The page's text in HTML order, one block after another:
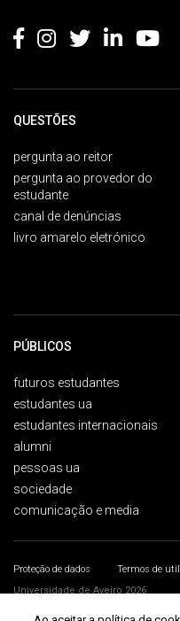
QUESTÕES
pergunta ao reitor
pergunta ao provedor do
estudante
canal de denúncias
livro amarelo eletrónico
PÚBLICOS
futuros estudantes
estudantes ua
estudantes internacionais
alumni
pessoas ua
sociedade
comunicação e media
Proteção de dados Termos de
Universidade de Aveiro 2026